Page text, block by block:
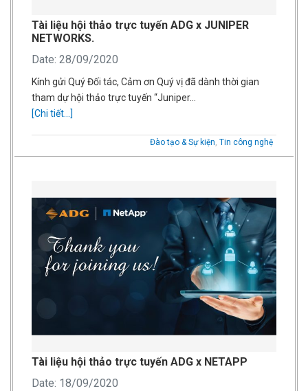
Tài liệu hội thảo trực tuyến ADG x JUNIPER
NETWORKS.
Date: 28/09/2020
Kính gửi Quý Đối tác, Cảm ơn Quý vị đã dành thời gian
tham dự hội thảo trực tuyến “Juniper…
[Chi tiết...]
Đào tạo & Sự kiện, Tin công nghệ
Tài liệu hội thảo trực tuyến ADG x NETAPP
Date: 18/09/2020